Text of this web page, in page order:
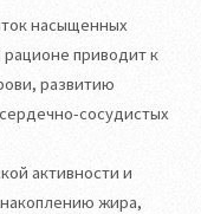
насыщенных
приводит к
развитию
сосудистых
активности и
жира,